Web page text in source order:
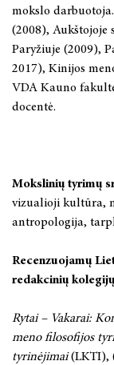
mokslo
(2008), Aukštojoje
Paryžiuje (2009),
2017), Kinijos
VDA Kauno
docentė.
Mokslinių tyrimų
vizualioji kultūra,
antropologija,
Recenzuojamų
redakcinių
Rytai – Vakarai:
meno filosofijos
tyrinėjimai(LKTI),